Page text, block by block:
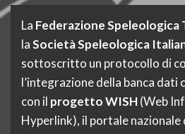
La Federazione Speleologica
laSocietà Speleologica
sottoscritto un protocollo di
l’integrazione della banca dati
con il progetto WISH(Web
Hyperlink), il portale